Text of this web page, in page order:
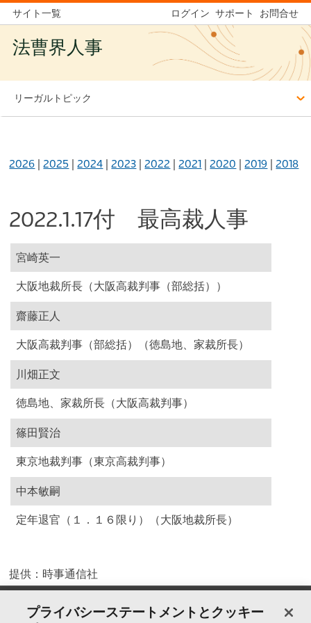
サイト一覧 ログイン サポート お問合せ
法曹界人事
リーガルトピック
2026 |2025 |2024 |2023 |2022 |2021 |2020 |2019 |2018
2022.1.17付 最高裁人事
宮崎英一
大阪地裁所長（大阪高裁判事（部総括））
齋藤正人
大阪高裁判事（部総括）（徳島地、家裁所長）
川畑正文
徳島地、家裁所長（大阪高裁判事）
篠田賢治
東京地裁判事（東京高裁判事）
中本敏嗣
定年退官（１．１６限り）（大阪地裁所長）
提供：時事通信社
製品＆サービス
プライバシーステートメントとクッキー